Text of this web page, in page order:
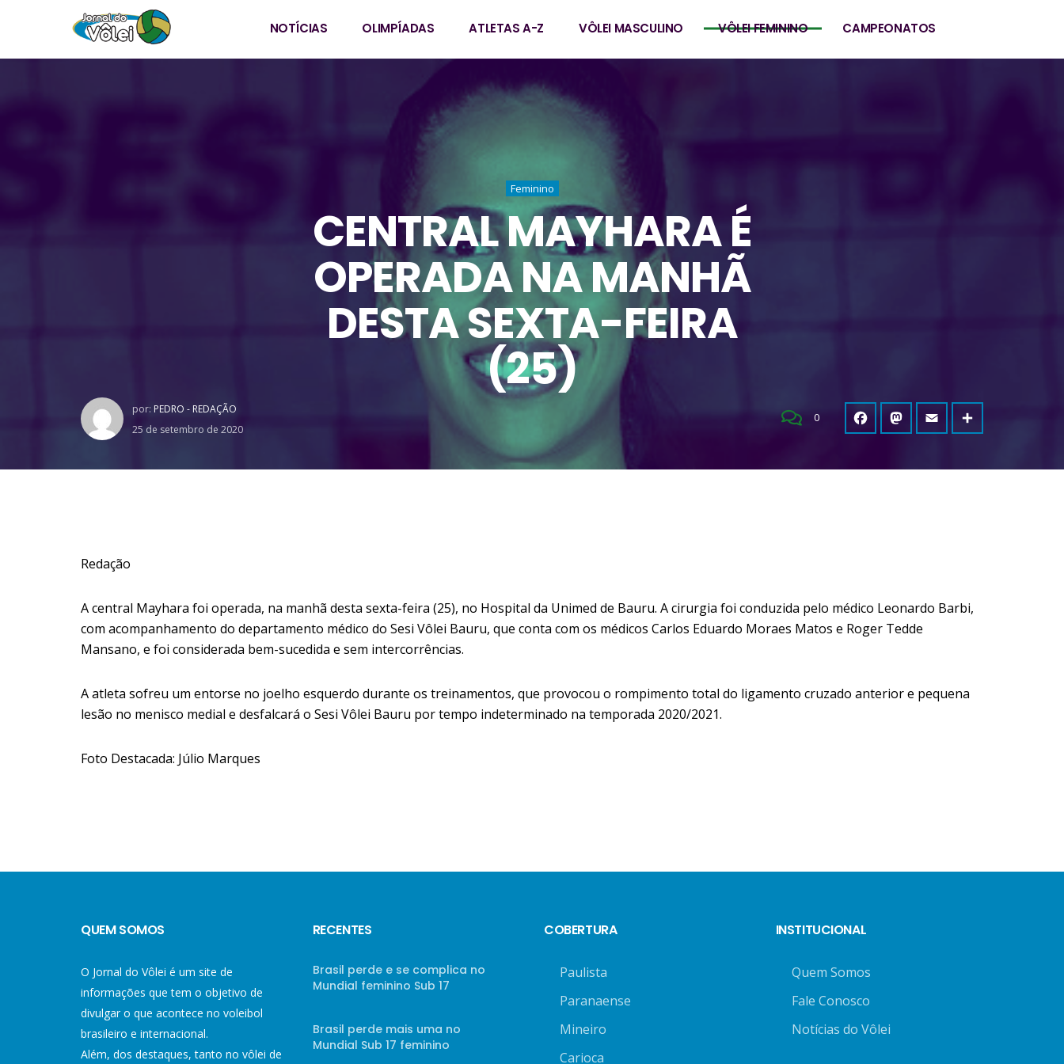
NOTÍCIAS OLIMPÍADAS ATLETAS A-Z VÔLEI MASCULINO VÔLEI FEMININO CAMPEONATOS
Feminino
CENTRAL MAYHARA É
OPERADA NA MANHÃ
DESTA SEXTA-FEIRA
(25)
por: PEDRO - REDAÇÃO
25 de setembro de 2020
0
Redação
A central Mayhara foi operada, na manhã desta sexta-feira (25), no Hospital da Unimed de Bauru. A cirurgia foi conduzida pelo médico Leonardo Barbi,
com acompanhamento do departamento médico do Sesi Vôlei Bauru, que conta com os médicos Carlos Eduardo Moraes Matos e Roger Tedde
Mansano, e foi considerada bem-sucedida e sem intercorrências.
A atleta sofreu um entorse no joelho esquerdo durante os treinamentos, que provocou o rompimento total do ligamento cruzado anterior e pequena
lesão no menisco medial e desfalcará o Sesi Vôlei Bauru por tempo indeterminado na temporada 2020/2021.
Foto Destacada: Júlio Marques
QUEM SOMOS
O Jornal do Vôlei é um site de
informações que tem o objetivo de
divulgar o que acontece no voleibol
brasileiro e internacional.
Além, dos destaques, tanto no vôlei de
RECENTES
Brasil perde e se complica no
Mundial feminino Sub 17
Brasil perde mais uma no
Mundial Sub 17 feminino
COBERTURA
Paulista
Paranaense
Mineiro
Carioca
INSTITUCIONAL
Quem Somos
Fale Conosco
Notícias do Vôlei